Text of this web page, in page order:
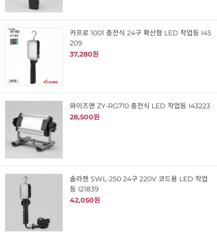
카프로 1001 충전식 24구 확산형 LED 작업등 I45
209
37,280원
와이즈맨 ZY-RG710 충전식 LED 작업등 I43223
28,500원
솔라젠 SWL-250 24구 220V 코드용 LED 작업
등 I21839
42,050원